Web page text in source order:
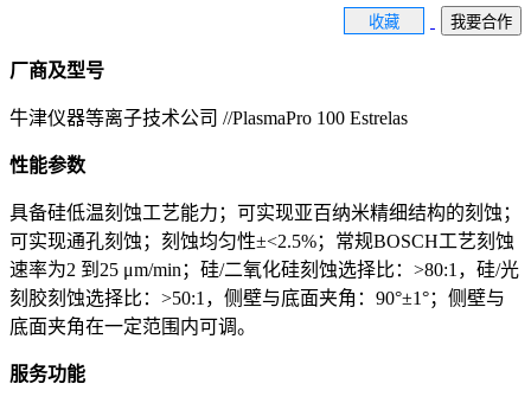
收藏 我要合作
厂商及型号
牛津仪器等离子技术公司 //PlasmaPro 100 Estrelas
性能参数
具备硅低温刻蚀工艺能力；可实现亚百纳米精细结构的刻蚀；
可实现通孔刻蚀；刻蚀均匀性±<2.5%；常规BOSCH工艺刻蚀
速率为2 到25 μm/min；硅/二氧化硅刻蚀选择比：>80:1，硅/光
刻胶刻蚀选择比：>50:1，侧壁与底面夹角：90°±1°；侧壁与
底面夹角在一定范围内可调。
服务功能